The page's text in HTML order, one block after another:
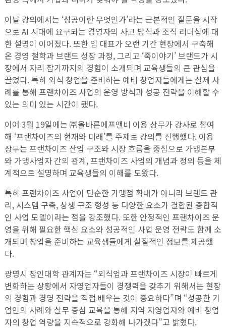
이날 강의에서는 ‘성공이란 무엇인가’라는 근본적인 질문을 시작
으로 AI 시대에 요구되는 경영자의 사고 방식과 조직 리더십에 대
한 설명이 이어졌다. 또한 임 대표가 오랜 기간 현장에서 구축해
온 경영 철학과 브랜드 성장 과정, 그리고 ‘죽이야기’ 브랜드가 시
장에서 자리 잡기까지의 경험이 소개되며 교육생들의 큰 관심을
끌었다. 특히 외식 창업을 준비하는 예비 창업자들에게는 실제 사
례를 통해 프랜차이즈 사업의 운영 방식과 성공 전략을 이해할 수
있는 의미 있는 시간이 됐다.
이어 3월 19일에는 ㈜올바른에프앤비 이용 상무가 강사로 참여
해 ‘프랜차이즈의 현재와 미래’를 주제로 강의를 진행했다. 이용
상무는 프랜차이즈 산업 구조와 시장 흐름을 중심으로 가맹본부
와 가맹사업자 간의 관계, 프랜차이즈 사업의 개념과 정의 등을 체
계적으로 설명하며 교육생들의 이해를 도왔다.
특히 프랜차이즈 사업이 단순한 가맹점 확대가 아니라 브랜드 관
리, 시스템 구축, 상생 구조 형성 등 다양한 요소가 결합된 종합적
인 사업 모델이라는 점을 강조했다. 또한 안정적인 프랜차이즈 운
영을 위해 필요한 핵심 요소와 성공적인 사업 운영 전략도 함께 소
개되며 창업을 준비하는 교육생들에게 실질적인 정보를 제공했
다.
광명시 장인대학 관계자는 “외식업과 프랜차이즈 시장이 빠르게
변화하는 상황에서 자영업자들이 경쟁력을 갖추기 위해서는 현장
의 경험과 경영 전략을 직접 배우는 것이 중요하다”며 “성공한 기
업인의 사례와 실무 중심 교육을 통해 지역 자영업자와 예비 창업
자의 창업 역량을 지속적으로 강화해 나가겠다”고 밝혔다.